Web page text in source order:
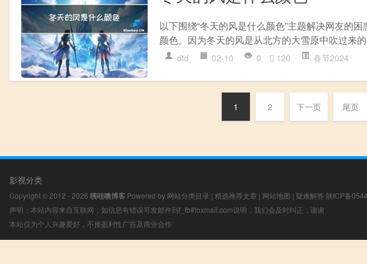
以下围绕“冬天的风是什么颜色”主题解决网友的
颜色。因为冬天的风是从北方的大雪原中吹过来
dtd 02-10 0 120 春节2024
1 2 下一页 尾页
影视分类
Copyright © 2012 - 2026 咦哇噢博客 Powered by 网站分类目录 | 精选推荐文章 | 网站地图 | 疑难解答 陕ICP备
声明：本站内容来自互联网，如信息有错误可发邮件到f_fb#foxmail.com说明，我们会及时纠正，谢谢
本站仅为个人兴趣爱好，不接盈利性广告及商业合作